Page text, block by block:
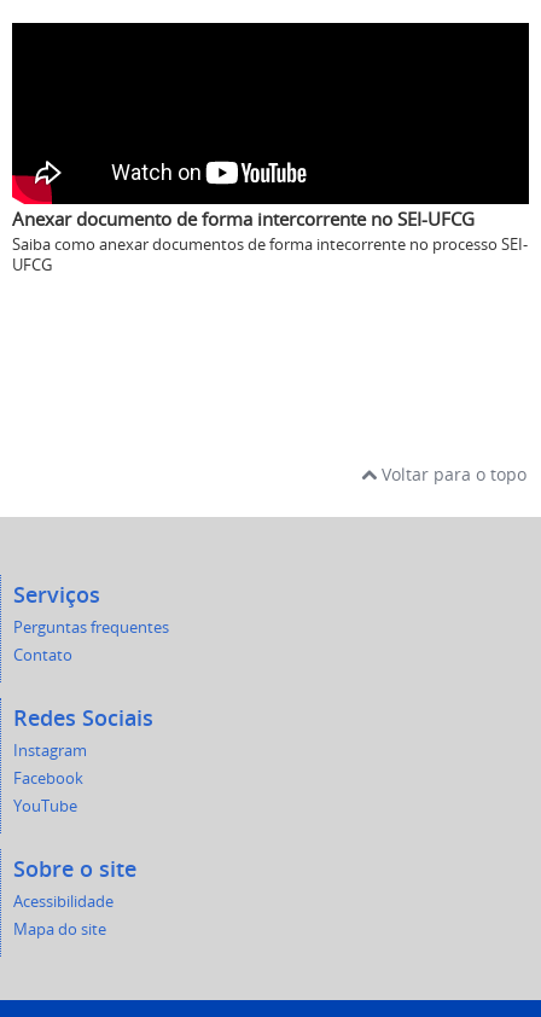
Anexar documento de forma intercorrente no SEI-UFCG
Saiba como anexar documentos de forma intecorrente no processo SEI-
UFCG
Voltar para o topo
Serviços
Perguntas frequentes
Contato
Redes Sociais
Instagram
Facebook
YouTube
Sobre o site
Acessibilidade
Mapa do site